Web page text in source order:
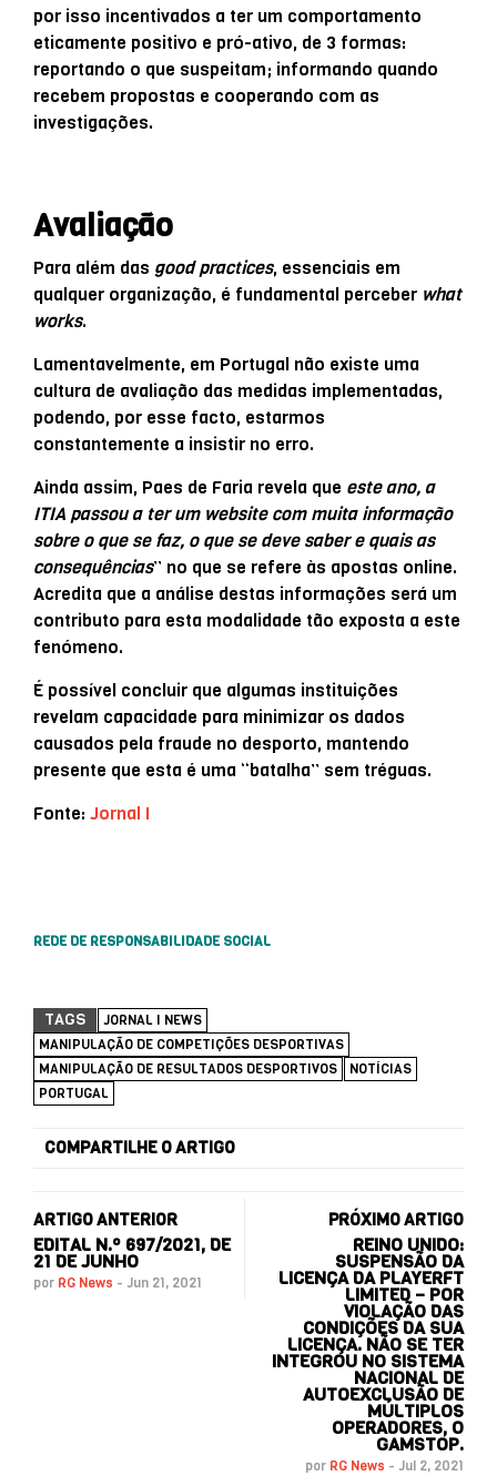
por isso incentivados a ter um comportamento
eticamente positivo e pró-ativo, de 3 formas:
reportando o que suspeitam; informando quando
recebem propostas e cooperando com as
investigações.
Avaliação
Para além das good practices, essenciais em
qualquer organização, é fundamental perceber what
works.
Lamentavelmente, em Portugal não existe uma
cultura de avaliação das medidas implementadas,
podendo, por esse facto, estarmos
constantemente a insistir no erro.
Ainda assim, Paes de Faria revela que este ano, a
ITIA passou a ter um website com muita informação
sobre o que se faz, o que se deve saber e quais as
consequências” no que se refere às apostas online.
Acredita que a análise destas informações será um
contributo para esta modalidade tão exposta a este
fenómeno.
É possível concluir que algumas instituições
revelam capacidade para minimizar os dados
causados pela fraude no desporto, mantendo
presente que esta é uma “batalha” sem tréguas.
Fonte: Jornal I
REDE DE RESPONSABILIDADE SOCIAL
TAGS
JORNAL I NEWS
MANIPULAÇÃO DE COMPETIÇÕES DESPORTIVAS
MANIPULAÇÃO DE RESULTADOS DESPORTIVOS
NOTÍCIAS
PORTUGAL
COMPARTILHE O ARTIGO
ARTIGO ANTERIOR
EDITAL N.º 697/2021, DE
21 DE JUNHO
por RG News - Jun 21, 2021
PRÓXIMO ARTIGO
REINO UNIDO:
SUSPENSÃO DA
LICENÇA DA PLAYERFT
LIMITED – POR
VIOLAÇÃO DAS
CONDIÇÕES DA SUA
LICENÇA. NÃO SE TER
INTEGROU NO SISTEMA
NACIONAL DE
AUTOEXCLUSÃO DE
MÚLTIPLOS
OPERADORES, O
GAMSTOP.
por RG News - Jul 2, 2021